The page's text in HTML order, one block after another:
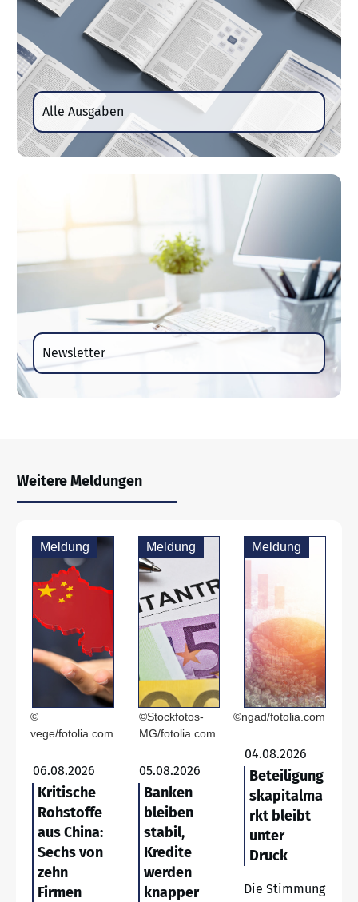
Alle Ausgaben
Newsletter
Weitere Meldungen
Meldung
©
vege/fotolia.com
06.08.2026
Kritische
Rohstoffe
aus China:
Sechs von
zehn
Firmen
Meldung
©Stockfotos-
MG/fotolia.com
05.08.2026
Banken
bleiben
stabil,
Kredite
werden
knapper
Meldung
©ngad/fotolia.com
04.08.2026
Beteiligung
skapitalma
rkt bleibt
unter
Druck
Die Stimmung